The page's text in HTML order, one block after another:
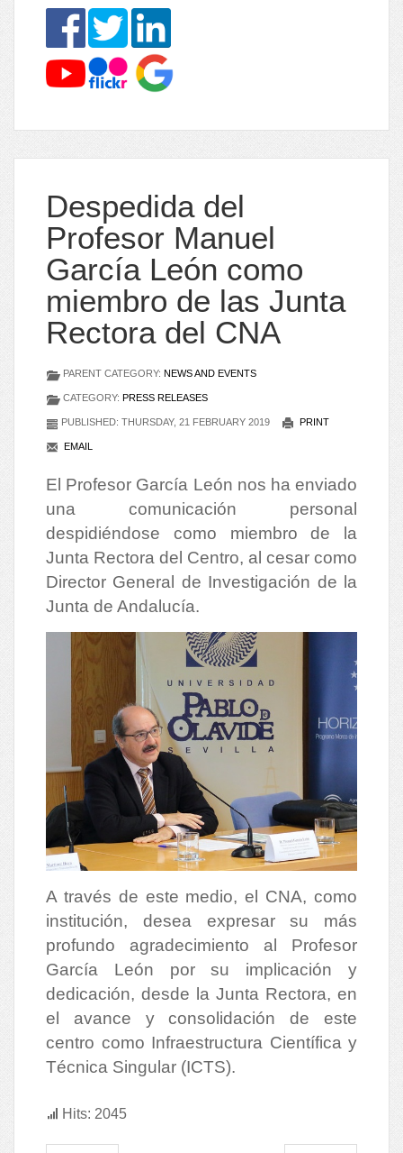
Despedida del
Profesor Manuel
García León como
miembro de las Junta
Rectora del CNA
PARENT CATEGORY: NEWS AND EVENTS
CATEGORY: PRESS RELEASES
PUBLISHED: THURSDAY, 21 FEBRUARY 2019 PRINT
EMAIL
El Profesor García León nos ha enviado
una comunicación personal
despidiéndose como miembro de la
Junta Rectora del Centro, al cesar como
Director General de Investigación de la
Junta de Andalucía.
A través de este medio, el CNA, como
institución, desea expresar su más
profundo agradecimiento al Profesor
García León por su implicación y
dedicación, desde la Junta Rectora, en
el avance y consolidación de este
centro como Infraestructura Científica y
Técnica Singular (ICTS).
Hits: 2045